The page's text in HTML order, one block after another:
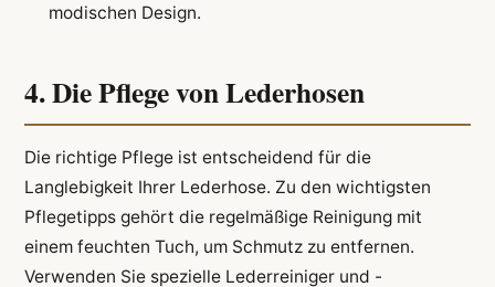
modischen Design.
4. Die Pflege von Lederhosen
Die richtige Pflege ist entscheidend für die
Langlebigkeit Ihrer Lederhose. Zu den wichtigsten
Pflegetipps gehört die regelmäßige Reinigung mit
einem feuchten Tuch, um Schmutz zu entfernen.
Verwenden Sie spezielle Lederreiniger und -